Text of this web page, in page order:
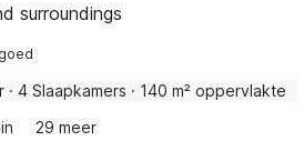
surroundings
· 4 Slaapkamers · 140 m² oppervlakte
29 meer